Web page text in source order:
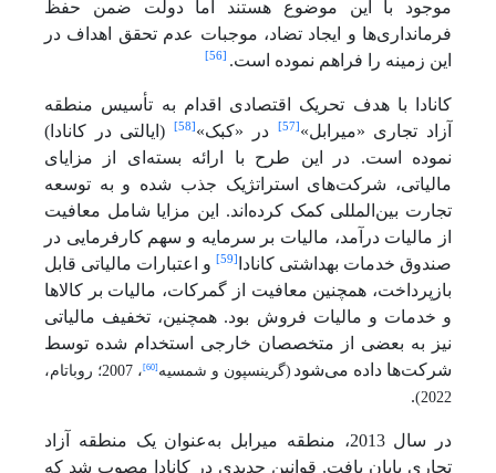
موجود با این موضوع هستند اما دولت ضمن حفظ
فرمانداری‌ها و ایجاد تضاد، موجبات عدم تحقق اهداف در
این زمینه را فراهم نموده است.
[56]
کانادا با هدف تحریک اقتصادی اقدام به تأسیس منطقه
آزاد تجاری «میرابل» [57] در «کبک» [58] (ایالتی در کانادا)
نموده است. در این طرح با ارائه بسته‌ای از مزایای
مالیاتی، شرکت‌های استراتژیک جذب شده و به توسعه
تجارت بین‌المللی کمک کرده‌اند. این مزایا شامل معافیت
از مالیات درآمد، مالیات بر سرمایه و سهم کارفرمایی در
صندوق خدمات بهداشتی کانادا
[59]
و اعتبارات مالیاتی قابل
بازپرداخت، همچنین معافیت از گمرکات، مالیات بر کالاها
و خدمات و مالیات فروش بود. همچنین، تخفیف مالیاتی
نیز به بعضی از متخصصان خارجی استخدام شده توسط
شرکت‌ها داده می‌شود (گرینسپون و شمسیه [60]
، 2007؛ روباتام،
2022)
.
در سال 2013، منطقه میرابل به‌عنوان یک منطقه آزاد
تجاری پایان یافت. قوانین جدیدی در کانادا مصوب شد که